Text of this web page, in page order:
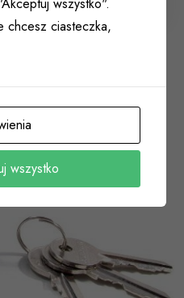
chcesz ciasteczka,
wszystko